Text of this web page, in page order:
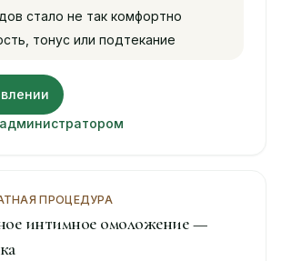
стало не так комфортно
тонус или подтекание
ПРОЦЕДУРА
интимное омоложение —